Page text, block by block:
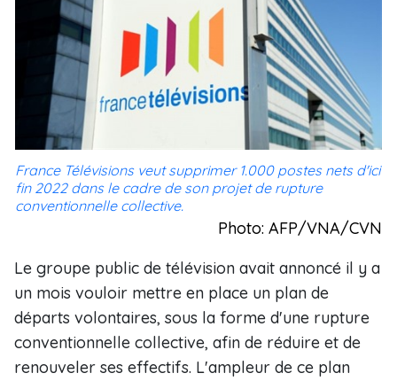
France Télévisions veut supprimer 1.000 postes nets d'ici
fin 2022 dans le cadre de son projet de rupture
conventionnelle collective.
Photo: AFP/VNA/CVN
Le groupe public de télévision avait annoncé il y a
un mois vouloir mettre en place un plan de
départs volontaires, sous la forme d'une rupture
conventionnelle collective, afin de réduire et de
renouveler ses effectifs. L'ampleur de ce plan